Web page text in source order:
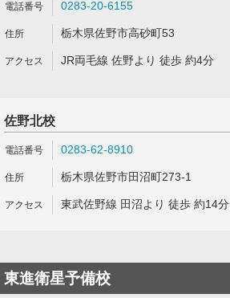
0283-20-6155
栃木県佐野市高砂町53
JR両毛線 佐野より 徒歩 約4分
佐野北校
0283-62-8910
栃木県佐野市田沼町273-1
東武佐野線 田沼より 徒歩 約14分
東進衛星予備校